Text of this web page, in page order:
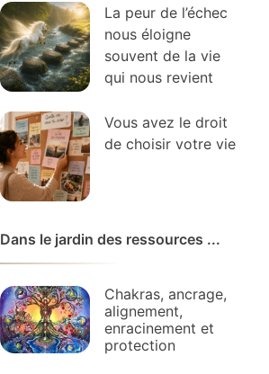
La peur de l’échec
nous éloigne
souvent de la vie
qui nous revient
Vous avez le droit
de choisir votre vie
Dans le jardin des ressources ...
Chakras, ancrage,
alignement,
enracinement et
protection